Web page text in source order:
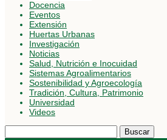
Docencia
Eventos
Extensión
Huertas Urbanas
Investigación
Noticias
Salud, Nutrición e Inocuidad
Sistemas Agroalimentarios
Sostenibilidad y Agroecología
Tradición, Cultura, Patrimonio
Universidad
Videos